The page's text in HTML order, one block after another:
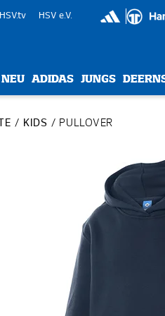
HSV.tv HSV e.V.
NEU ADIDAS JUNGS
/ KIDS / PULLOVER